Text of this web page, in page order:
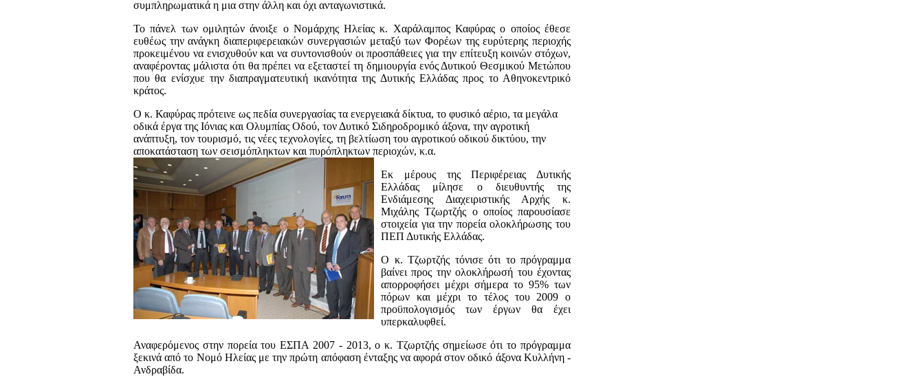
συμπληρωματικά η μια στην άλλη και όχι ανταγωνιστικά.
Το πάνελ των ομιλητών άνοιξε ο Νομάρχης Ηλείας κ. Χαράλαμπος Καφύρας ο οποίος έθεσε
ευθέως την ανάγκη διαπεριφερειακών συνεργασιών μεταξύ των Φορέων της ευρύτερης περιοχής
προκειμένου να ενισχυθούν και να συντονισθούν οι προσπάθειες για την επίτευξη κοινών στόχων,
αναφέροντας μάλιστα ότι θα πρέπει να εξεταστεί τη δημιουργία ενός Δυτικού Θεσμικού Μετώπου
που θα ενίσχυε την διαπραγματευτική ικανότητα της Δυτικής Ελλάδας προς το Αθηνοκεντρικό
κράτος.
Ο κ. Καφύρας πρότεινε ως πεδία συνεργασίας τα ενεργειακά δίκτυα, το φυσικό αέριο, τα μεγάλα
οδικά έργα της Ιόνιας και Ολυμπίας Οδού, τον Δυτικό Σιδηροδρομικό άξονα, την αγροτική
ανάπτυξη, τον τουρισμό, τις νέες τεχνολογίες, τη βελτίωση του αγροτικού οδικού δικτύου, την
αποκατάσταση των σεισμόπληκτων και πυρόπληκτων περιοχών, κ.α.
Εκ μέρους της Περιφέρειας Δυτικής
Ελλάδας μίλησε ο διευθυντής της
Ενδιάμεσης Διαχειριστικής Αρχής κ.
Μιχάλης Τζωρτζής ο οποίος παρουσίασε
στοιχεία για την πορεία ολοκλήρωσης του
ΠΕΠ Δυτικής Ελλάδας.
Ο κ. Τζωρτζής τόνισε ότι το πρόγραμμα
βαίνει προς την ολοκλήρωσή του έχοντας
απορροφήσει μέχρι σήμερα το 95% των
πόρων και μέχρι το τέλος του 2009 ο
προϋπολογισμός των έργων θα έχει
υπερκαλυφθεί.
Αναφερόμενος στην πορεία του ΕΣΠΑ 2007 - 2013, ο κ. Τζωρτζής σημείωσε ότι το πρόγραμμα
ξεκινά από το Νομό Ηλείας με την πρώτη απόφαση ένταξης να αφορά στον οδικό άξονα Κυλλήνη -
Ανδραβίδα.